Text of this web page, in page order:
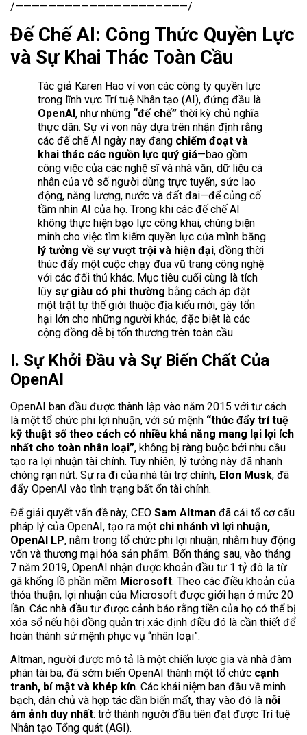
/—————————————————————/
Đế Chế AI: Công Thức Quyền Lực
và Sự Khai Thác Toàn Cầu
Tác giả Karen Hao ví von các công ty quyền lực
trong lĩnh vực Trí tuệ Nhân tạo (AI), đứng đầu là
OpenAI, như những “đế chế” thời kỳ chủ nghĩa
thực dân. Sự ví von này dựa trên nhận định rằng
các đế chế AI ngày nay đang chiếm đoạt và
khai thác các nguồn lực quý giá—bao gồm
công việc của các nghệ sĩ và nhà văn, dữ liệu cá
nhân của vô số người dùng trực tuyến, sức lao
động, năng lượng, nước và đất đai—để củng cố
tầm nhìn AI của họ. Trong khi các đế chế AI
không thực hiện bạo lực công khai, chúng biện
minh cho việc tìm kiếm quyền lực của mình bằng
lý tưởng về sự vượt trội và hiện đại, đồng thời
thúc đẩy một cuộc chạy đua vũ trang công nghệ
với các đối thủ khác. Mục tiêu cuối cùng là tích
lũy sự giàu có phi thường bằng cách áp đặt
một trật tự thế giới thuộc địa kiểu mới, gây tổn
hại lớn cho những người khác, đặc biệt là các
cộng đồng dễ bị tổn thương trên toàn cầu.
I. Sự Khởi Đầu và Sự Biến Chất Của
OpenAI
OpenAI ban đầu được thành lập vào năm 2015 với tư cách
là một tổ chức phi lợi nhuận, với sứ mệnh “thúc đẩy trí tuệ
kỹ thuật số theo cách có nhiều khả năng mang lại lợi ích
nhất cho toàn nhân loại”, không bị ràng buộc bởi nhu cầu
tạo ra lợi nhuận tài chính. Tuy nhiên, lý tưởng này đã nhanh
chóng rạn nứt. Sự ra đi của nhà tài trợ chính, Elon Musk, đã
đẩy OpenAI vào tình trạng bất ổn tài chính.
Để giải quyết vấn đề này, CEO Sam Altman đã cải tổ cơ cấu
pháp lý của OpenAI, tạo ra một chi nhánh vì lợi nhuận,
OpenAI LP, nằm trong tổ chức phi lợi nhuận, nhằm huy động
vốn và thương mại hóa sản phẩm. Bốn tháng sau, vào tháng
7 năm 2019, OpenAI nhận được khoản đầu tư 1 tỷ đô la từ
gã khổng lồ phần mềm Microsoft. Theo các điều khoản của
thỏa thuận, lợi nhuận của Microsoft được giới hạn ở mức 20
lần. Các nhà đầu tư được cảnh báo rằng tiền của họ có thể bị
xóa sổ nếu hội đồng quản trị xác định điều đó là cần thiết để
hoàn thành sứ mệnh phục vụ “nhân loại”.
Altman, người được mô tả là một chiến lược gia và nhà đàm
phán tài ba, đã sớm biến OpenAI thành một tổ chức cạnh
tranh, bí mật và khép kín. Các khái niệm ban đầu về minh
bạch, dân chủ và hợp tác dần biến mất, thay vào đó là nỗi
ám ảnh duy nhất: trở thành người đầu tiên đạt được Trí tuệ
Nhân tạo Tổng quát (AGI).